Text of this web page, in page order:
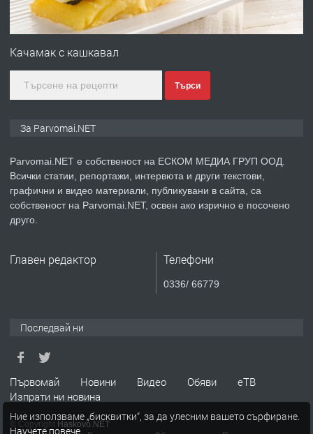
ПРЕДЛАГА
Първи поход "По стъпките на Ангел
преди 1 година
ПРЕДЛАГА Уроци по Математика
ТЪРСИ Търсим работник
Качамак с кашкавал
Търси
За Parvomai.NET
Parvomai.NET е собственост на ЕСКОМ МЕДИА ГРУП ООД.
Всички статии, репортажи, интервюта и други текстови,
графични и видео материали, публикувани в сайта, са
собственост на Parvomai.NET, освен ако изрично е посочено
друго.
Главен редактор Телефони
0336/ 66779
Последвай ни
Първомай Новини Видео Обяви
еТВ
Изпрати ни новина
© Copyright Haskovo.NET
Ние използваме „бисквитки“, за да улесним вашето сърфиране.
Научете повече.